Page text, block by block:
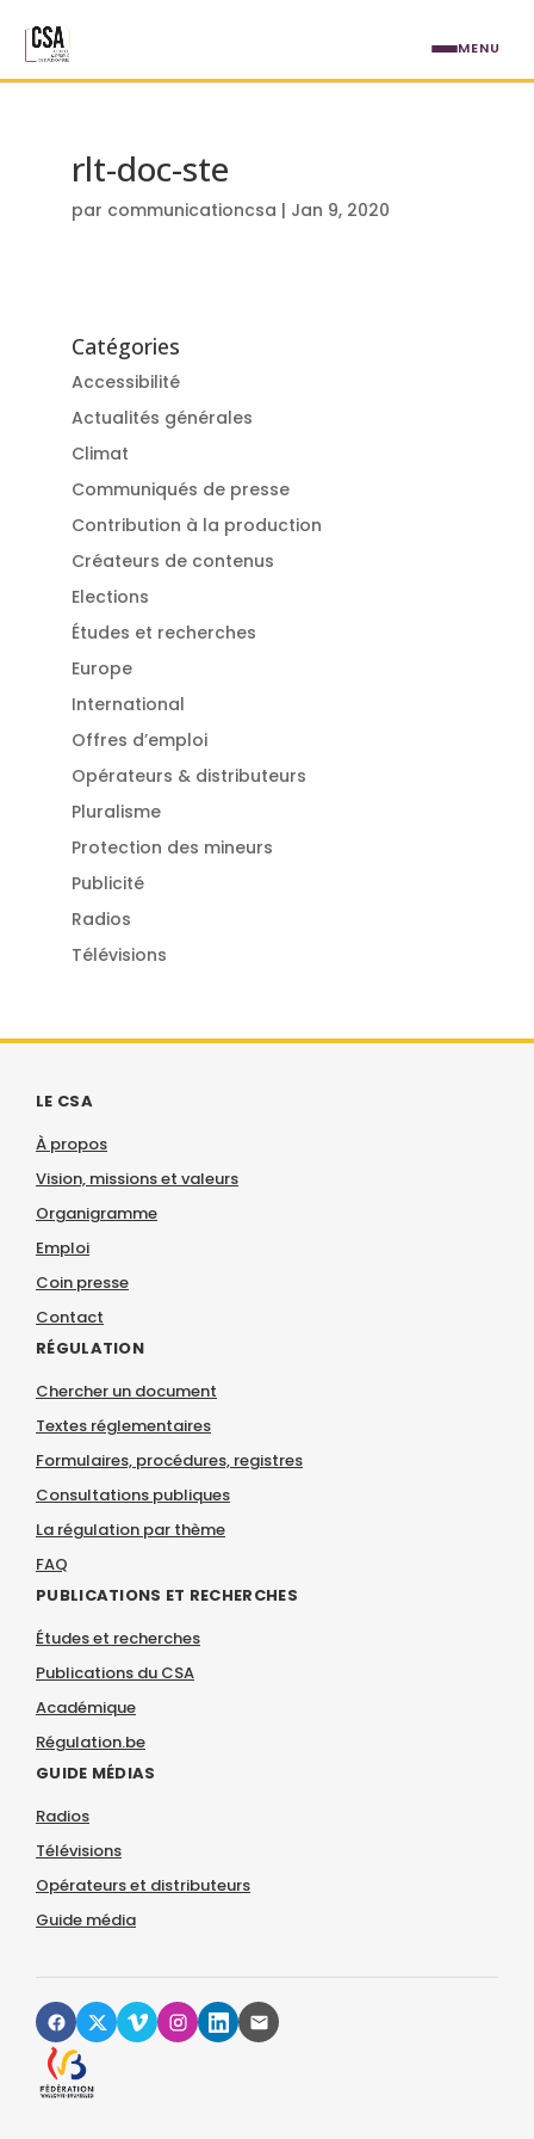
rlt-doc-ste
par communicationcsa | Jan 9, 2020
Catégories
Accessibilité
Actualités générales
Climat
Communiqués de presse
Contribution à la production
Créateurs de contenus
Elections
Études et recherches
Europe
International
Offres d’emploi
Opérateurs & distributeurs
Pluralisme
Protection des mineurs
Publicité
Radios
Télévisions
LE CSA
À propos
Vision, missions et valeurs
Organigramme
Emploi
Coin presse
Contact
RÉGULATION
Chercher un document
Textes réglementaires
Formulaires, procédures, registres
Consultations publiques
La régulation par thème
FAQ
PUBLICATIONS ET RECHERCHES
Études et recherches
Publications du CSA
Académique
Régulation.be
GUIDE MÉDIAS
Radios
Télévisions
Opérateurs et distributeurs
Guide média
MENU